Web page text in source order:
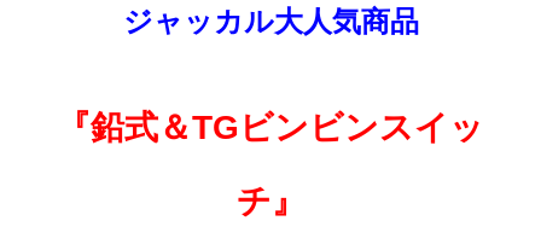
ジャッカル大人気商品
『鉛式＆TGビンビンスイッ
チ』